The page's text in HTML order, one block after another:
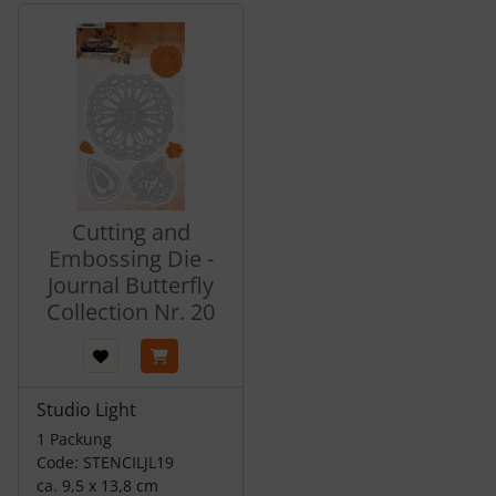
Cutting and
Embossing Die -
Journal Butterfly
Collection Nr. 20
Studio Light
1 Packung
Code: STENCILJL19
ca. 9,5 x 13,8 cm